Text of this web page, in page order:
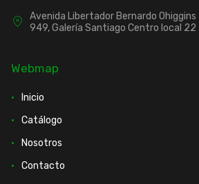
Avenida Libertador Bernardo Ohiggins
949, Galería Santiago Centro local 22
Webmap
Inicio
Catálogo
Nosotros
Contacto